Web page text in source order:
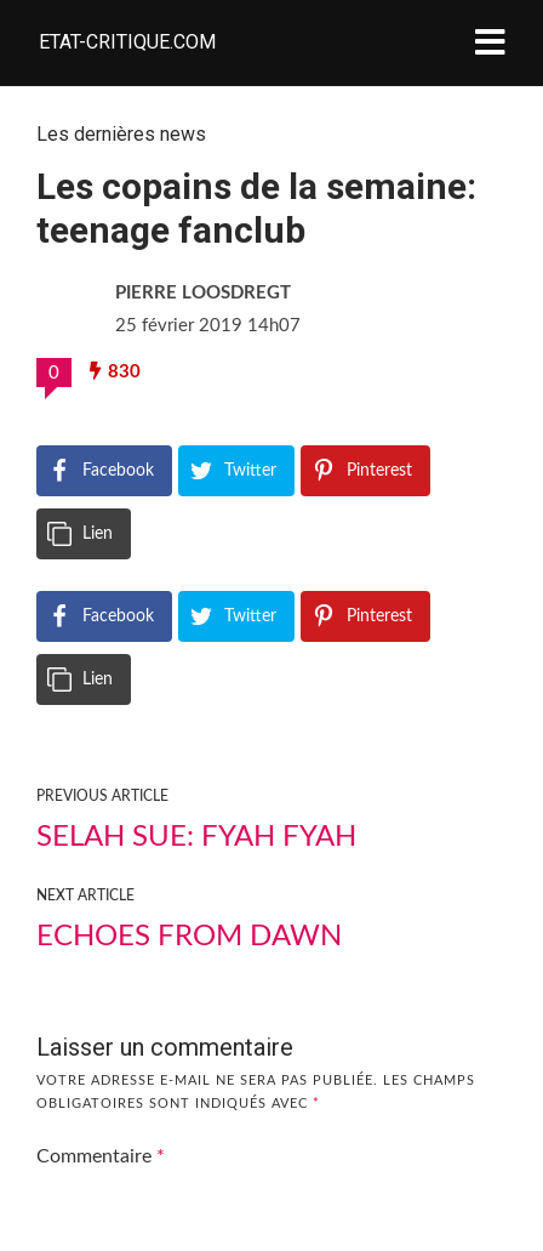
ETAT-CRITIQUE.COM
Les dernières news
Les copains de la semaine:
teenage fanclub
PIERRE LOOSDREGT
25 février 2019 14h07
0 830
Facebook Twitter Pinterest
Lien
Facebook Twitter Pinterest
Lien
PREVIOUS ARTICLE
SELAH SUE: FYAH FYAH
NEXT ARTICLE
ECHOES FROM DAWN
Laisser un commentaire
VOTRE ADRESSE E-MAIL NE SERA PAS PUBLIÉE.
LES CHAMPS
OBLIGATOIRES SONT INDIQUÉS AVEC *
Commentaire *